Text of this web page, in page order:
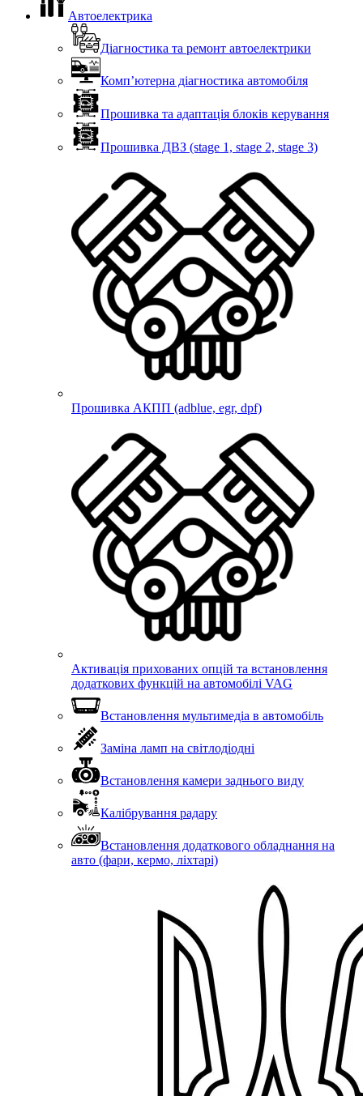
Автоелектрика
Діагностика та ремонт автоелектрики
Комп’ютерна діагностика автомобіля
Прошивка та адаптація блоків керування
Прошивка ДВЗ (stage 1, stage 2, stage 3)
Прошивка АКПП (adblue, egr, dpf)
Активація прихованих опцій та встановлення
додаткових функцій на автомобілі VAG
Встановлення мультимедіа в автомобіль
Заміна ламп на світлодіодні
Встановлення камери заднього виду
Калібрування радару
Встановлення додаткового обладнання на
авто (фари, кермо, ліхтарі)